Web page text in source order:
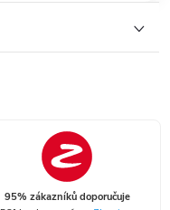
95% zákazníků doporučuje